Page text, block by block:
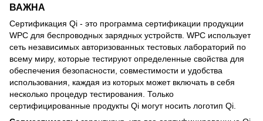
ВАЖНА
Сертификация Qi - это программа сертификации продукции
WPC для беспроводных зарядных устройств. WPC использует
сеть независимых авторизованных тестовых лабораторий по
всему миру, которые тестируют определенные свойства для
обеспечения безопасности, совместимости и удобства
использования, каждая из которых может включать в себя
несколько процедур тестирования. Только
сертифицированные продукты Qi могут носить логотип Qi.